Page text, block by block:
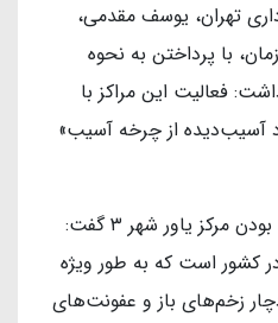
تهران، یوسف مقدمی،
با پرداختن به نحوه
اظهار داشت: فعالیت این مراکز با
آسیب‌دیده از چرخه آسیب»
وی با تأکید بر منحصربه‌فرد بودن مرکز یاور شهر ۳ گفت:
کشور است که به طور ویژه
زخم‌های باز و عفونت‌های